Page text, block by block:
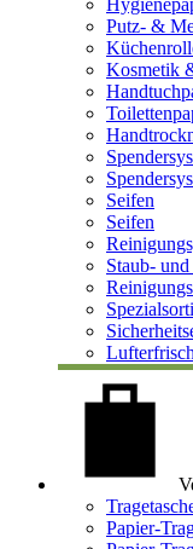
Putz- &
Kosmetik
Seifen
Seifen
Staub-
Papier-